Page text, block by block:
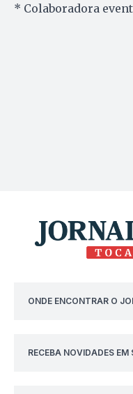
* Colaboradora
ONDE ENCONTRAR O
RECEBA NOVIDADES EM